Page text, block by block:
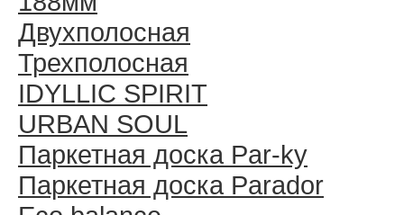
Двухполосная
Трехполосная
IDYLLIC SPIRIT
URBAN SOUL
Паркетная доска Par-ky
Паркетная доска Parador